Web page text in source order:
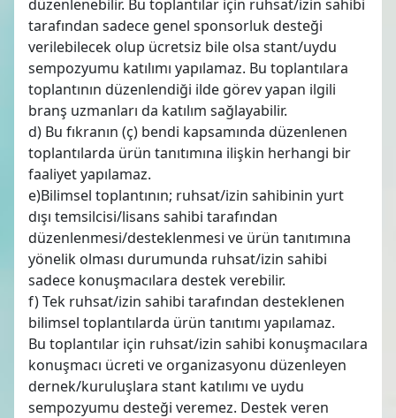
düzenlenebilir. Bu toplantılar için ruhsat/izin sahibi
tarafından sadece genel sponsorluk desteği
verilebilecek olup ücretsiz bile olsa stant/uydu
sempozyumu katılımı yapılamaz. Bu toplantılara
toplantının düzenlendiği ilde görev yapan ilgili
branş uzmanları da katılım sağlayabilir.
d) Bu fıkranın (ç) bendi kapsamında düzenlenen
toplantılarda ürün tanıtımına ilişkin herhangi bir
faaliyet yapılamaz.
e)Bilimsel toplantının; ruhsat/izin sahibinin yurt
dışı temsilcisi/lisans sahibi tarafından
düzenlenmesi/desteklenmesi ve ürün tanıtımına
yönelik olması durumunda ruhsat/izin sahibi
sadece konuşmacılara destek verebilir.
f) Tek ruhsat/izin sahibi tarafından desteklenen
bilimsel toplantılarda ürün tanıtımı yapılamaz.
Bu toplantılar için ruhsat/izin sahibi konuşmacılara
konuşmacı ücreti ve organizasyonu düzenleyen
dernek/kuruluşlara stant katılımı ve uydu
sempozyumu desteği veremez. Destek veren